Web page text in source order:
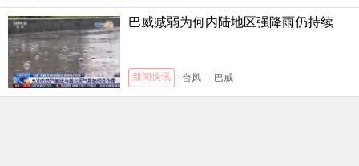
巴威减弱为何内陆地区强降雨仍持续
新闻快讯 台风 巴威